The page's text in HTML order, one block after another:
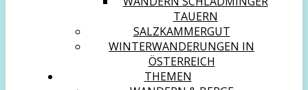
TAUERN
SALZKAMMERGUT
WINTERWANDERUNGEN IN
ÖSTERREICH
THEMEN